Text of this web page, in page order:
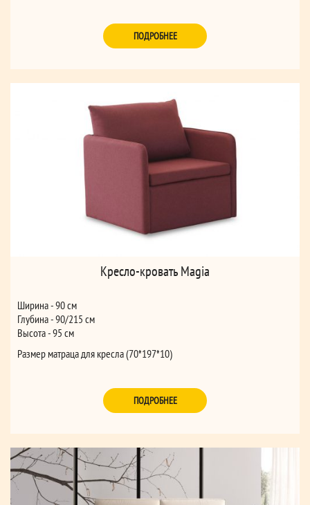
ПОДРОБНЕЕ
Кресло-кровать Magia
Ширина - 90 см
Глубина - 90/215 см
Высота - 95 см
Размер матраца для кресла (70*197*10)
ПОДРОБНЕЕ